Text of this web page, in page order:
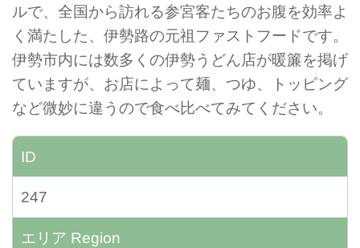
ルで、全国から訪れる参宮客たちのお腹を効率よ
く満たした、伊勢路の元祖ファストフードです。
伊勢市内には数多くの伊勢うどん店が暖簾を掲げ
ていますが、お店によって麺、つゆ、トッピング
など微妙に違うので食べ比べてみてください。
ID
247
エリア Region